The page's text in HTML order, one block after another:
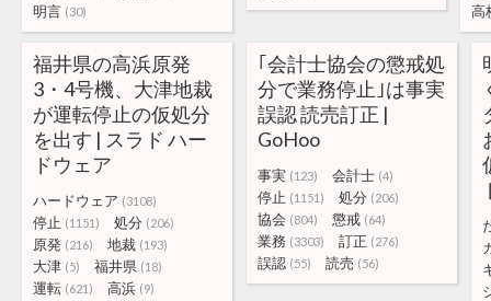
明言 (30)
高
福井県の高浜原発
3・4号機、大津地裁
が運転停止の仮処分
を出す | スラド ハー
ドウェア
ハードウェア (3108)
停止 (1151) 処分 (206)
原発 (216) 地裁 (193)
大津 (5) 福井県 (18)
運転 (621) 高浜 (9)
｢会計士協会の懲戒処
分で業務停止｣は事実
誤認 読売訂正 |
GoHoo
事実 (123) 会計士 (4)
停止 (1151) 処分 (206)
協会 (804) 懲戒 (64)
業務 (3303) 訂正 (276)
誤認 (55) 読売 (56)